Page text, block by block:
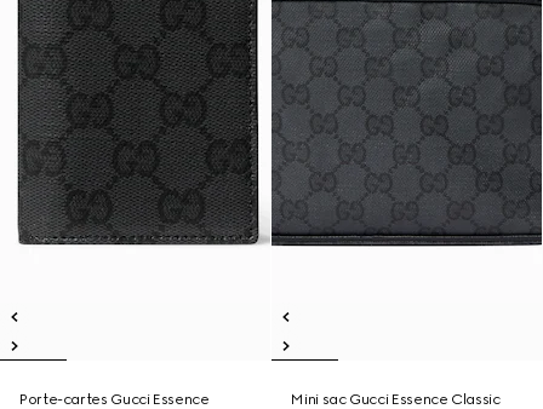
Porte-cartes Gucci Essence
Mini sac Gucci Essence Classic